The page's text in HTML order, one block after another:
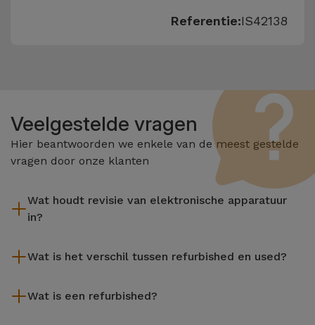
Referentie:IS42138
Veelgestelde vragen
Hier beantwoorden we enkele van de meest gestelde
vragen door onze klanten
Wat houdt revisie van elektronische apparatuur
in?
reiniging, en niet te vergeten het repareren van elk defect
apparatuur die door Services wordt gereviseerd,
Wat is het verschil tussen refurbished en used?
getest en voorbereid door gespecialiseerde technici om hun
Wat is een refurbished?